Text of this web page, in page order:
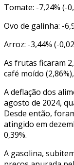
Tomate: -7,24% (-
Ovo de galinha: -
Arroz: -3,44% (-
As frutas ficaram
café moído
A deflação dos
agosto de 2024,
Desde então,
atingido em
0,39%.
A gasolina,